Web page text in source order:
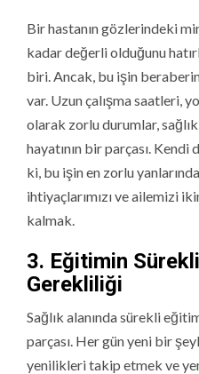
Bir hastanın gözlerindeki
kadar değerli olduğunu
biri. Ancak, bu işin
var. Uzun çalışma saatleri,
olarak zorlu durumlar,
hayatının bir parçası.
ki, bu işin en zorlu
ihtiyaçlarımızı ve ailemizi
kalmak.
3. Eğitimin
Gerekliliği
Sağlık alanında sürekli
parçası. Her gün yeni bir
yenilikleri takip etmek ve